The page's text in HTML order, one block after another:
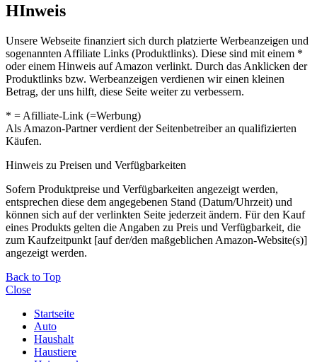
HInweis
Unsere Webseite finanziert sich durch platzierte Werbeanzeigen und
sogenannten Affiliate Links (Produktlinks). Diese sind mit einem *
oder einem Hinweis auf Amazon verlinkt. Durch das Anklicken der
Produktlinks bzw. Werbeanzeigen verdienen wir einen kleinen
Betrag, der uns hilft, diese Seite weiter zu verbessern.
* = Afilliate-Link (=Werbung)
Als Amazon-Partner verdient der Seitenbetreiber an qualifizierten
Käufen.
Hinweis zu Preisen und Verfügbarkeiten
Sofern Produktpreise und Verfügbarkeiten angezeigt werden,
entsprechen diese dem angegebenen Stand (Datum/Uhrzeit) und
können sich auf der verlinkten Seite jederzeit ändern. Für den Kauf
eines Produkts gelten die Angaben zu Preis und Verfügbarkeit, die
zum Kaufzeitpunkt [auf der/den maßgeblichen Amazon-Website(s)]
angezeigt werden.
Back to Top
Close
Startseite
Auto
Haushalt
Haustiere